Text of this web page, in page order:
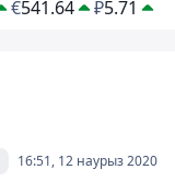
€541.64 ₽5.71
16:51, 12 наурыз 2020